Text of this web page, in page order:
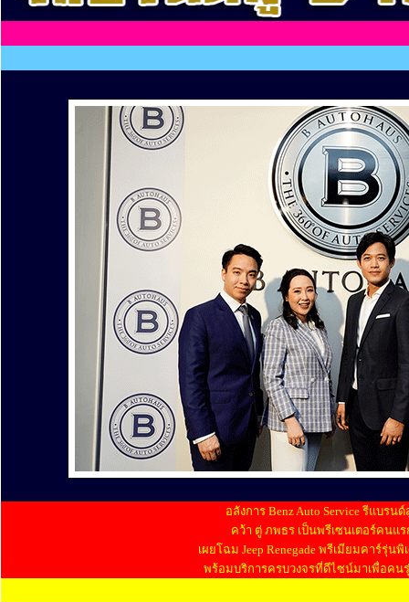
อลังการ Benz Auto Service รีแบรนด์
คว้า ตู่ ภพธร เป็นพรีเซนเตอร์คนแร
เผยโฉม Jeep Renegade พรีเมียมคาร์รุ่น
พร้อมบริการครบวงจรที่ดีไซน์มาเพื่อคน